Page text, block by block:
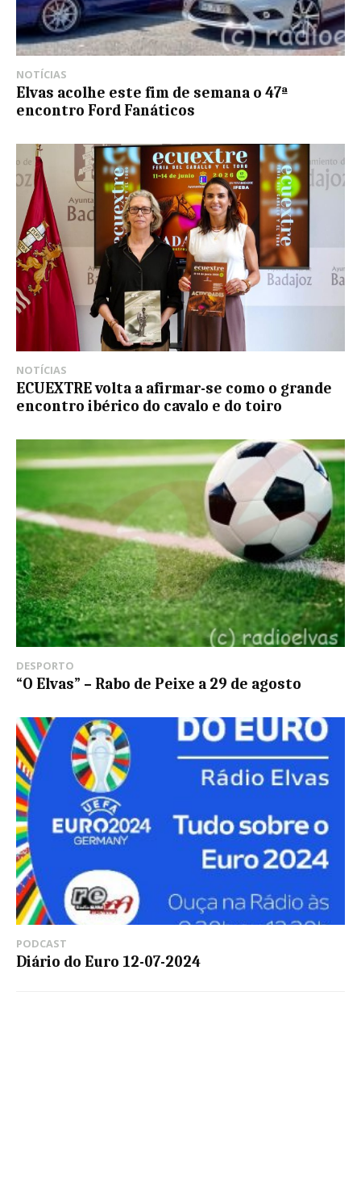
NOTÍCIAS
Elvas acolhe este fim de semana o 47ª
encontro Ford Fanáticos
NOTÍCIAS
ECUEXTRE volta a afirmar-se como o grande
encontro ibérico do cavalo e do toiro
DESPORTO
“O Elvas” – Rabo de Peixe a 29 de agosto
PODCAST
Diário do Euro 12-07-2024